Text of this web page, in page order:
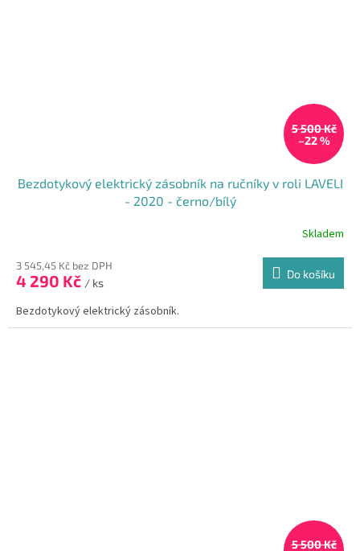
5 500 Kč
–22 %
Bezdotykový elektrický zásobník na ručníky v roli LAVELI
- 2020 - černo/bílý
Skladem
3 545,45 Kč bez DPH
4 290 Kč / ks
Do košíku
Bezdotykový elektrický zásobník.
5 500 Kč